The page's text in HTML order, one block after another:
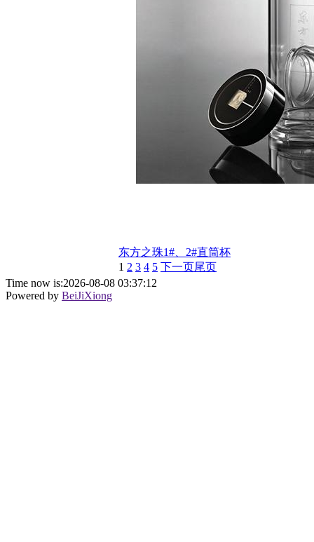
东方之珠1#、2#直筒杯
1 2 3 4 5 下一页尾页
Time now is:2026-08-08 03:37:12
Powered by BeiJiXiong